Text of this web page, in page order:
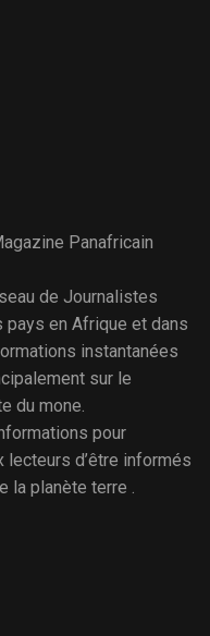
Panafricain
de Journalistes
en Afrique et dans
instantanées
sur le
du mone.
pour
lecteurs d’être informés
la planète terre .